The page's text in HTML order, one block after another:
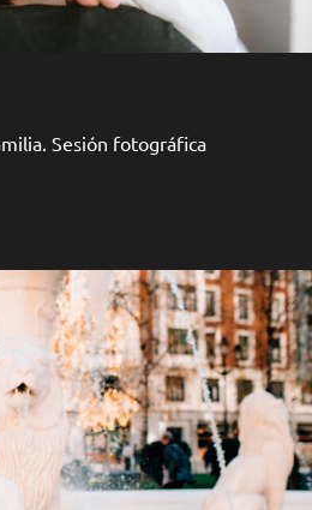
Sesión fotográfica